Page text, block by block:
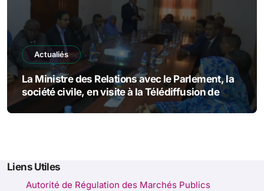
Actualiés
La Ministre des Relations avec le Parlement, la
société civile, en visite à la Télédiffusion de
Mauritanie.
Liens Utiles
Autorité de Régulation des Marchés Publics